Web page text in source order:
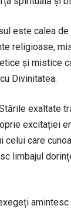
este calea
religioase,
și mistice
Divinitatea.
exaltate
excitației
care
limbajul
amintesc